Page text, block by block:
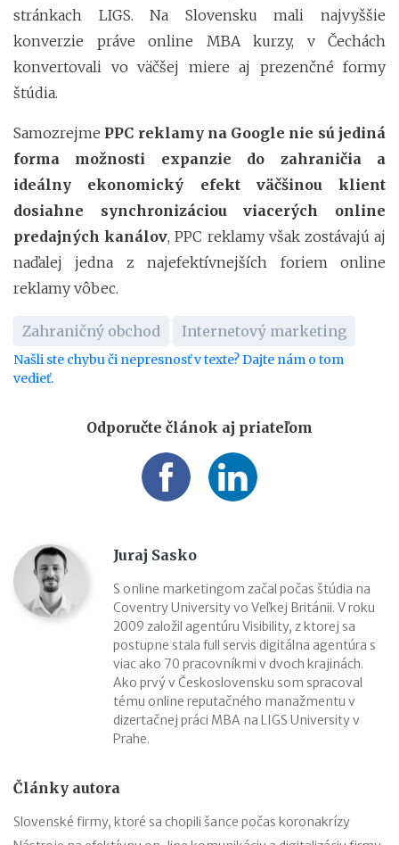
stránkach LIGS. Na Slovensku mali najvyššie
konverzie práve online MBA kurzy, v Čechách
konvertovali vo väčšej miere aj prezenčné formy
štúdia.
Samozrejme PPC reklamy na Google nie sú jediná
forma možnosti expanzie do zahraničia a
ideálny ekonomický efekt väčšinou klient
dosiahne synchronizáciou viacerých online
predajných kanálov, PPC reklamy však zostávajú aj
naďalej jedna z najefektívnejších foriem online
reklamy vôbec.
Zahraničný obchod Internetový marketing
Našli ste chybu či nepresnosť v texte? Dajte nám o tom
vedieť.
Odporučte článok aj priateľom
Juraj Sasko
S online marketingom začal počas štúdia na
Coventry University vo Veľkej Británii. V roku
2009 založil agentúru Visibility, z ktorej sa
postupne stala full servis digitálna agentúra s
viac ako 70 pracovníkmi v dvoch krajinách.
Ako prvý v Československu som spracoval
tému online reputačného manažmentu v
dizertačnej práci MBA na LIGS University v
Prahe.
Články autora
Slovenské firmy, ktoré sa chopili šance počas koronakrízy